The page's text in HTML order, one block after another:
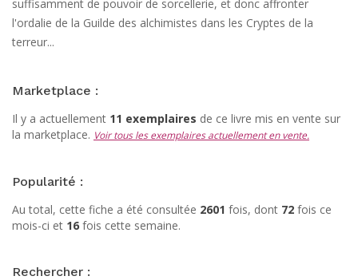
suffisamment de pouvoir de sorcellerie, et donc affronter
l'ordalie de la Guilde des alchimistes dans les Cryptes de la
terreur...
Marketplace :
Il y a actuellement 11 exemplaires de ce livre mis en vente sur
la marketplace. Voir tous les exemplaires actuellement en vente.
Popularité :
Au total, cette fiche a été consultée 2601 fois, dont 72 fois ce
mois-ci et 16 fois cette semaine.
Rechercher :